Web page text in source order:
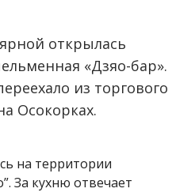
открылась
«Дзяо-бар».
из торгового
Осокорках.
на территории
За кухню отвечает